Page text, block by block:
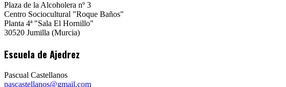
Plaza de la Alcoholera nº 3
Centro Sociocultural "Roque Baños"
Planta 4ª "Sala El Hornillo"
30520 Jumilla (Murcia)
Escuela de Ajedrez
Pascual Castellanos
pascastellanos@gmail.com